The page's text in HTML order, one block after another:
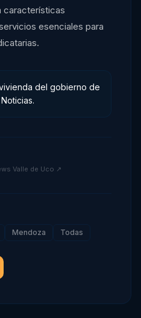
características
esenciales para
del gobierno de
Valle de Uco ↗
Mendoza Todas